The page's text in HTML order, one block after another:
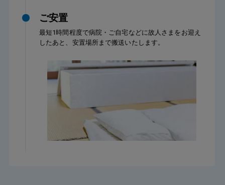
ご安置
最短1時間程度で病院・ご自宅などに故人さまをお迎え
したあと、安置場所まで搬送いたします。